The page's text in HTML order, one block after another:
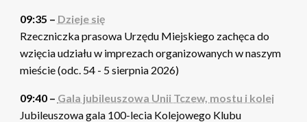
09:35 – Dzieje się
Rzeczniczka prasowa Urzędu Miejskiego zachęca do
wzięcia udziału w imprezach organizowanych w naszym
mieście (odc. 54 - 5 sierpnia 2026)
09:40 – Gala jubileuszowa Unii Tczew, mostu i kolei
Jubileuszowa gala 100-lecia Kolejowego Klubu